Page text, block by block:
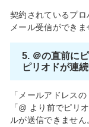
契約されているプロ
メール受信ができ
5. ＠の直前に
ピリオドが連
「メールアドレス
「@ より前でピリ
ルが送信できませ